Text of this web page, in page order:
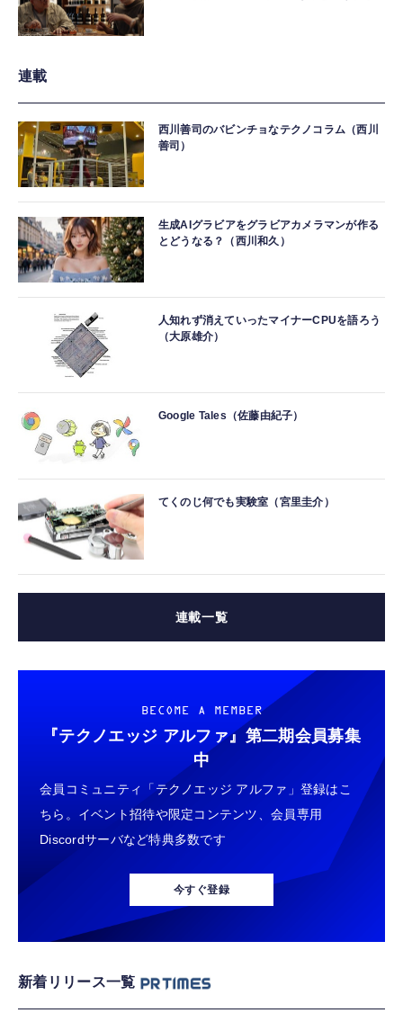
連載
西川善司のバビンチョなテクノコラム（西川
善司）
生成AIグラビアをグラビアカメラマンが作る
とどうなる？（西川和久）
人知れず消えていったマイナーCPUを語ろう
（大原雄介）
Google Tales（佐藤由紀子）
てくのじ何でも実験室（宮里圭介）
連載一覧
BECOME A MEMBER
『テクノエッジ アルファ』 第二期会員募集
中
会員コミュニティ「テクノエッジ アルファ」登録はこ
ちら。イベント招待や限定コンテンツ、会員専用
Discordサーバなど特典多数です
今すぐ登録
新着リリース一覧